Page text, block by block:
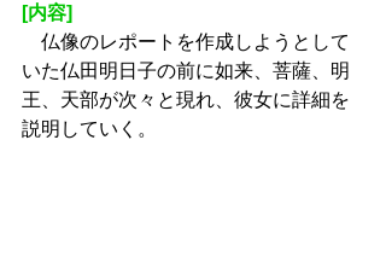
[内容]
仏像のレポートを作成しようとして
いた仏田明日子の前に如来、菩薩、明
王、天部が次々と現れ、彼女に詳細を
説明していく。